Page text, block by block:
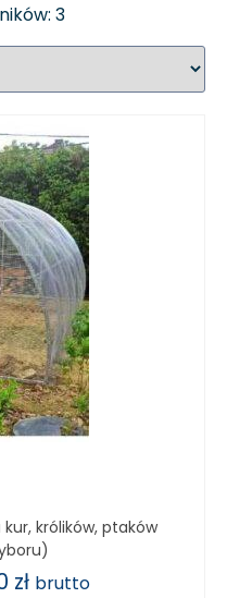
3
królików, ptaków
zł brutto